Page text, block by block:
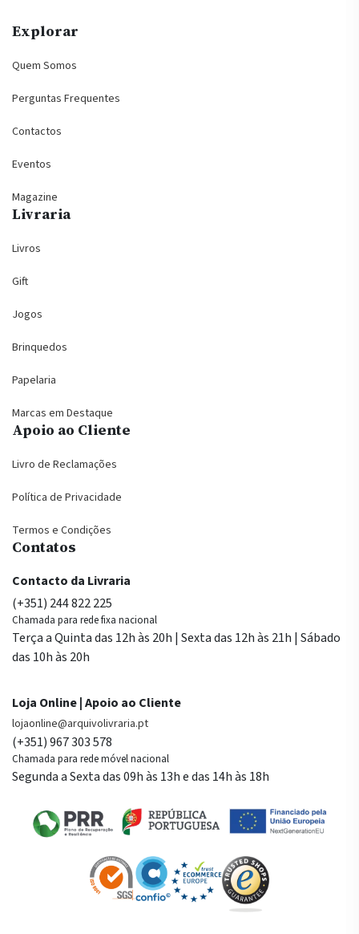
Explorar
Quem Somos
Perguntas Frequentes
Contactos
Eventos
Magazine
Livraria
Livros
Gift
Jogos
Brinquedos
Papelaria
Marcas em Destaque
Apoio ao Cliente
Livro de Reclamações
Política de Privacidade
Termos e Condições
Contatos
Contacto da Livraria
(+351) 244 822 225
Chamada para rede fixa nacional
Terça a Quinta das 12h às 20h | Sexta das 12h às 21h | Sábado
das 10h às 20h
Loja Online | Apoio ao Cliente
lojaonline@arquivolivraria.pt
(+351) 967 303 578
Chamada para rede móvel nacional
Segunda a Sexta das 09h às 13h e das 14h às 18h